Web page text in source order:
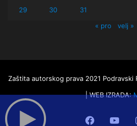
29 30
31
« pro
velj »
Zaštita autorskog prava 2021 Podravski
| WEB IZRADA:
Facebook